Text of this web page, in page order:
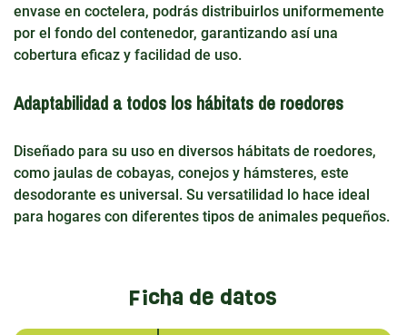
envase en coctelera, podrás distribuirlos uniformemente
por el fondo del contenedor, garantizando así una
cobertura eficaz y facilidad de uso.
Adaptabilidad a todos los hábitats de roedores
Diseñado para su uso en diversos hábitats de roedores,
como jaulas de cobayas, conejos y hámsteres, este
desodorante es universal. Su versatilidad lo hace ideal
para hogares con diferentes tipos de animales pequeños.
Ficha de datos